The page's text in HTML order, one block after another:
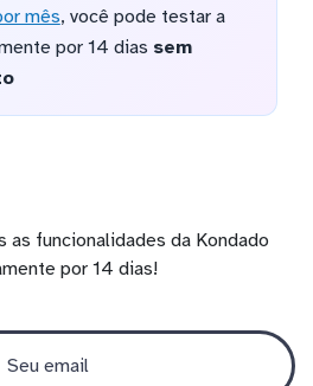
mês, você pode testar a
por 14 dias sem
as funcionalidades da Kondado
por 14 dias!